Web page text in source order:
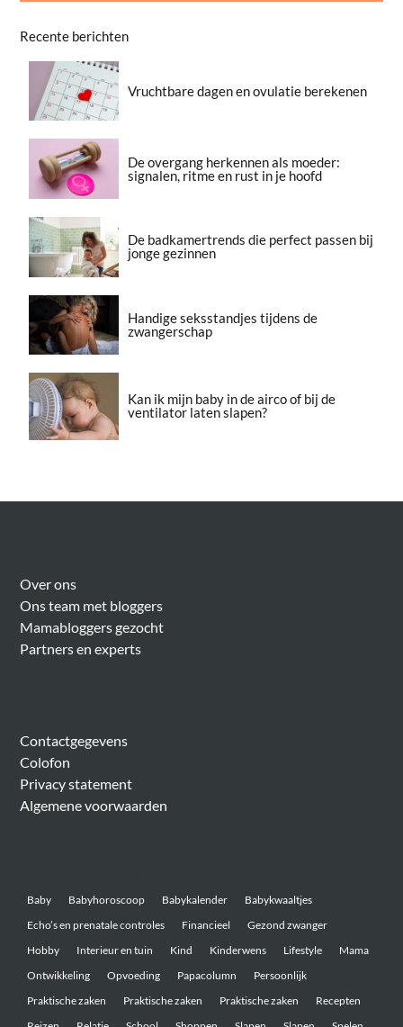
Recente berichten
Vruchtbare dagen en ovulatie berekenen
De overgang herkennen als moeder:
signalen, ritme en rust in je hoofd
De badkamertrends die perfect passen bij
jonge gezinnen
Handige seksstandjes tijdens de
zwangerschap
Kan ik mijn baby in de airco of bij de
ventilator laten slapen?
Over ons
Ons team met bloggers
Mamabloggers gezocht
Partners en experts
Contactgegevens
Colofon
Privacy statement
Algemene voorwaarden
Baby Babyhoroscoop Babykalender
Babykwaaltjes
Echo’s en prenatale controles
Financieel
Gezond zwanger
Hobby
Interieur en tuin Kind Kinderwens Lifestyle
Mama
Ontwikkeling
Opvoeding Papacolumn
Persoonlijk
Praktische zaken
Praktische zaken Praktische zaken
Recepten